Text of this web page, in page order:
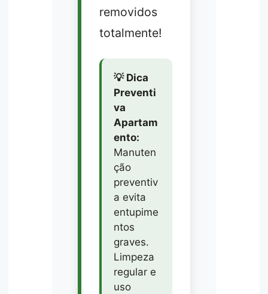
removidos
totalmente!
💡 Dica
Preventi
va
Apartam
ento:
Manuten
ção
preventiv
a evita
entupime
ntos
graves.
Limpeza
regular e
uso